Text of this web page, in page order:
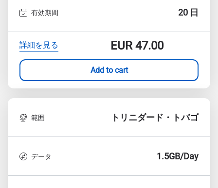
有効期間 20 日
詳細を見る EUR47.00
Add to cart
範囲 トリニダード・トバゴ
データ 1.5GB/Day